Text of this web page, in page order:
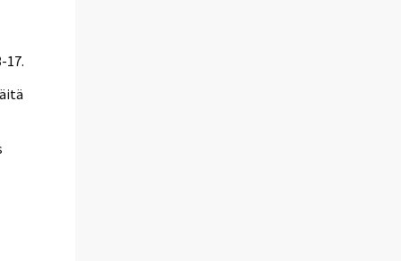
17.